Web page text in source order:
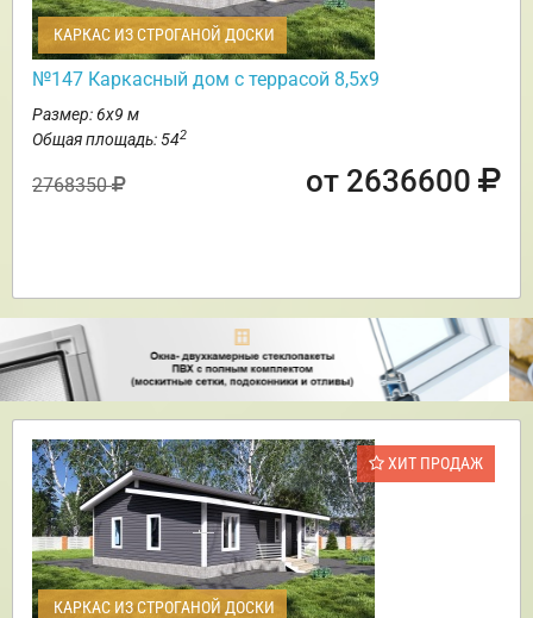
КАРКАС ИЗ СТРОГАНОЙ ДОСКИ
№147 Каркасный дом с террасой 8,5х9
Размер: 6х9 м
Общая площадь: 542
2768350 от 2636600
ХИТ ПРОДАЖ
КАРКАС ИЗ СТРОГАНОЙ ДОСКИ